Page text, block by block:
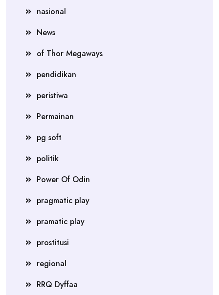
nasional
News
of Thor Megaways
pendidikan
peristiwa
Permainan
pg soft
politik
Power Of Odin
pragmatic play
pramatic play
prostitusi
regional
RRQ Dyffaa